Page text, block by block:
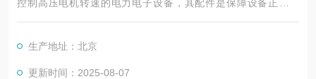
控制高压电机转速的电力电子设备，其配件是保障设备正常运
行、实现功能扩展及维护维修的重要组成部分。这些配件种类繁
生产地址：北京
更新时间：2025-08-07